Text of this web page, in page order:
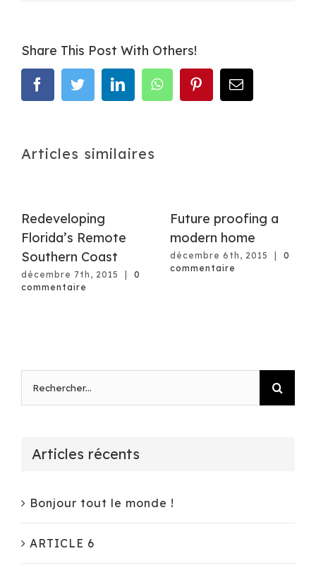
Share This Post With Others!
facebooktwitter linkedinwhatsapppinterest
Articles similaires
Redeveloping
Florida’s Remote
Southern Coast
décembre 7th, 2015
0
commentaire
Future proofing a
modern home
décembre 6th, 2015
0
commentaire
Rechercher
Articles récents
Bonjour tout le monde !
ARTICLE 6